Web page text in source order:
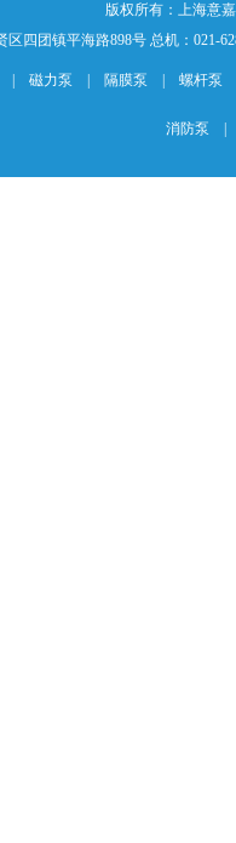
版权所有：上海意
四团镇平海路898号 总机：021-
磁力泵 隔膜泵 螺杆泵
消防泵